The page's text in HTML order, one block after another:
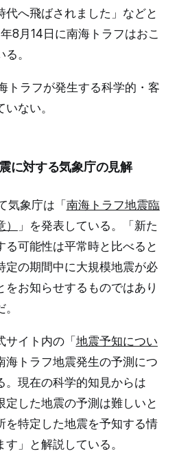
代へ飛ばされました」などと
8月14日に南海トラフはおこ
。
トラフが発生する科学的・客
ない。
に対する気象庁の見解
気象庁は「南海トラフ地震臨
」を発表している。「新た
る可能性は平常時と比べると
定の期間中に大規模地震が必
をお知らせするものではあり
サイト内の「地震予知につい
海トラフ地震発生の予測につ
。現在の科学的知見からは
定した地震の予測は難しいと
を特定した地震を予知する情
」と解説している。